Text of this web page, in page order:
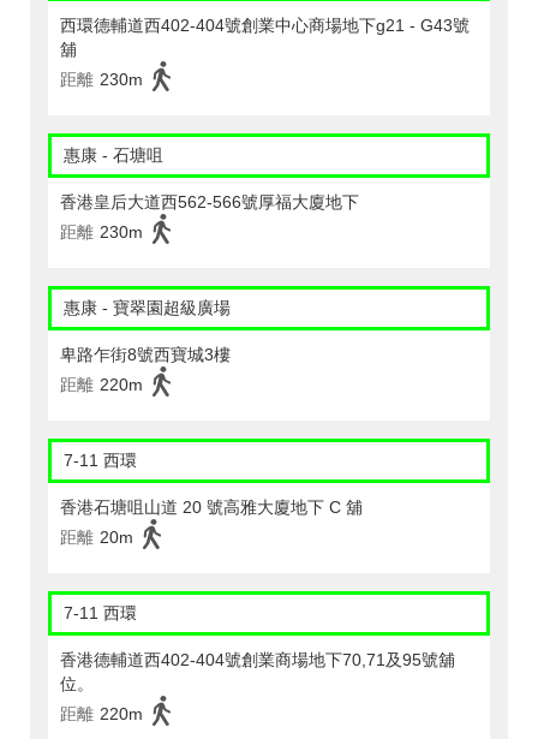
西環德輔道西402-404號創業中心商場地下g21 - G43號
舖
距離 230m
惠康 - 石塘咀
香港皇后大道西562-566號厚福大廈地下
距離 230m
惠康 - 寶翠園超級廣場
卑路乍街8號西寶城3樓
距離 220m
7-11 西環
香港石塘咀山道 20 號高雅大廈地下 C 舖
距離 20m
7-11 西環
香港德輔道西402-404號創業商場地下70,71及95號舖
位。
距離 220m